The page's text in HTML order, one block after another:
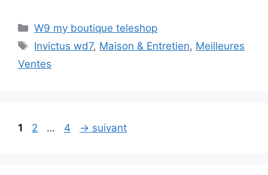
Catégories
W9 my boutique teleshop
Étiquettes
Invictus wd7, Maison & Entretien, Meilleures
Ventes
Page
1 Page
2 … Page
4 → suivant